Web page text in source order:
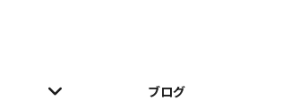
ブログ